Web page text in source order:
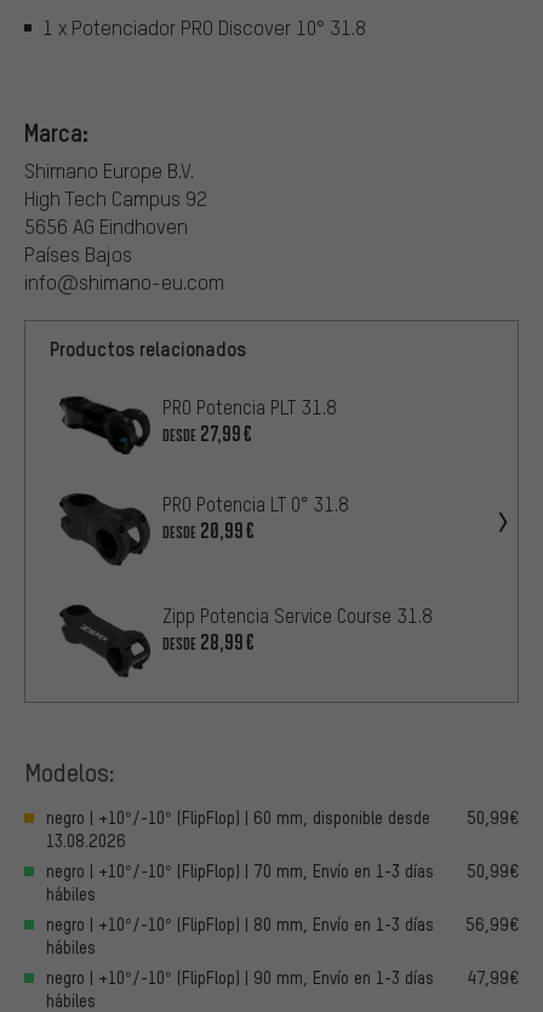
1 x Potenciador PRO Discover 10° 31.8
Marca:
Shimano Europe B.V.
High Tech Campus 92
5656 AG Eindhoven
Países Bajos
info@shimano-eu.com
Productos relacionados
PRO Potencia PLT 31.8
DESDE 27,99€
PRO Potencia LT 0° 31.8
DESDE 20,99€
Zipp Potencia Service Course 31.8
DESDE 28,99€
Modelos:
negro | +10°/-10° (FlipFlop) | 60 mm, disponible desde
13.08.2026
50,99€
negro | +10°/-10° (FlipFlop) | 70 mm, Envío en 1-3 días
hábiles
50,99€
negro | +10°/-10° (FlipFlop) | 80 mm, Envío en 1-3 días
hábiles
56,99€
negro | +10°/-10° (FlipFlop) | 90 mm, Envío en 1-3 días
hábiles
47,99€